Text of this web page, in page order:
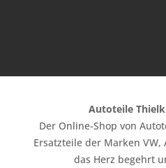
Autoteile
Der Online-Shop von
Ersatzteile der Marken
das Herz begehrt